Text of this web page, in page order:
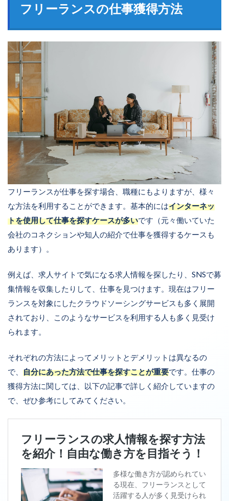
フリーランスの仕事獲得方法
フリーランスが仕事を探す場合、職種にもよりますが、様々
な方法を利用することができます。基本的にはインターネッ
トを使用して仕事を探すケースが多いです（元々働いていた
会社のコネクションや知人の紹介で仕事を獲得するケースも
あります）。
例えば、求人サイトで気になる求人情報を探したり、SNSで募
集情報を収集したりして、仕事を見つけます。現在はフリー
ランスを対象にしたクラウドソーシングサービスも多く展開
されており、このようなサービスを利用する人も多く見受け
られます。
それぞれの方法によってメリットとデメリットは異なるの
で、 自分にあった方法で仕事を探すことが重要です。仕事の
獲得方法に関しては、以下の記事で詳しく紹介していますの
で、ぜひ参考にしてみてください。